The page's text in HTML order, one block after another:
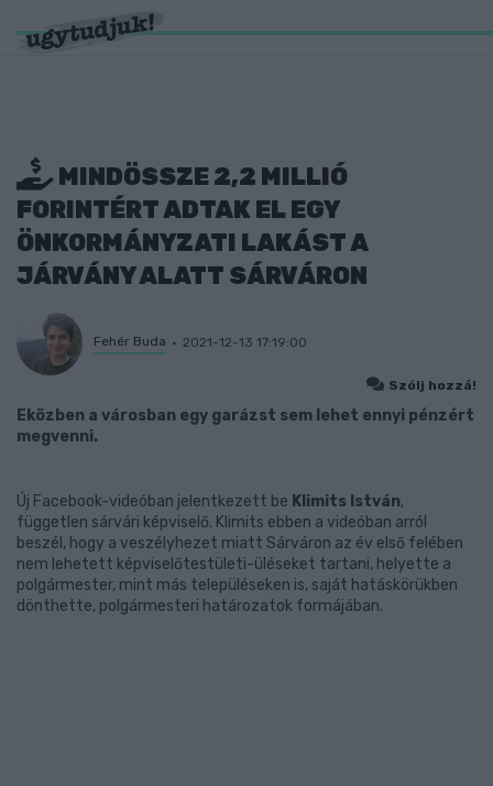
MINDÖSSZE 2,2 MILLIÓ
FORINTÉRT ADTAK EL EGY
ÖNKORMÁNYZATI LAKÁST A
JÁRVÁNY ALATT SÁRVÁRON
Fehér Buda 2021-12-13 17:19:00
Szólj hozzá!
Eközben a városban egy garázst sem lehet ennyi pénzért
megvenni.
Új Facebook-videóban jelentkezett be Klimits István,
független sárvári képviselő. Klimits ebben a videóban arról
beszél, hogy a veszélyhezet miatt Sárváron az év első felében
nem lehetett képviselőtestületi-üléseket tartani, helyette a
polgármester, mint más településeken is, saját hatáskörükben
dönthette, polgármesteri határozatok formájában.